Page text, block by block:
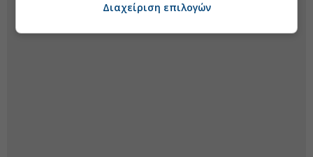
Διαχείριση επιλογών